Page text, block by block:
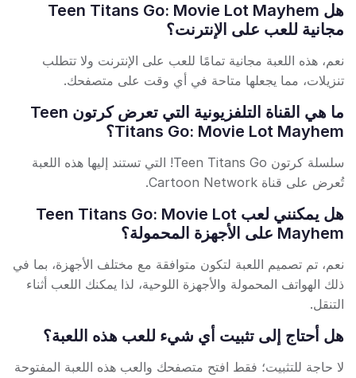
هل Teen Titans Go: Movie Lot Mayhem
مجانية للعب على الإنترنت؟
نعم، هذه اللعبة مجانية تمامًا للعب على الإنترنت ولا تتطلب
تنزيلات، مما يجعلها متاحة في أي وقت على متصفحك.
ما هي القناة التلفزيونية التي تعرض كرتون Teen
Titans Go: Movie Lot Mayhem؟
سلسلة كرتون Teen Titans Go! التي تستند إليها هذه اللعبة
تُعرض على قناة Cartoon Network.
هل يمكنني لعب Teen Titans Go: Movie Lot
Mayhem على الأجهزة المحمولة؟
نعم، تم تصميم اللعبة لتكون متوافقة مع مختلف الأجهزة، بما في
ذلك الهواتف المحمولة والأجهزة اللوحية، لذا يمكنك اللعب أثناء
التنقل.
هل أحتاج إلى تثبيت أي شيء للعب هذه اللعبة؟
لا حاجة للتثبيت؛ فقط افتح متصفحك والعب هذه اللعبة المفتوحة